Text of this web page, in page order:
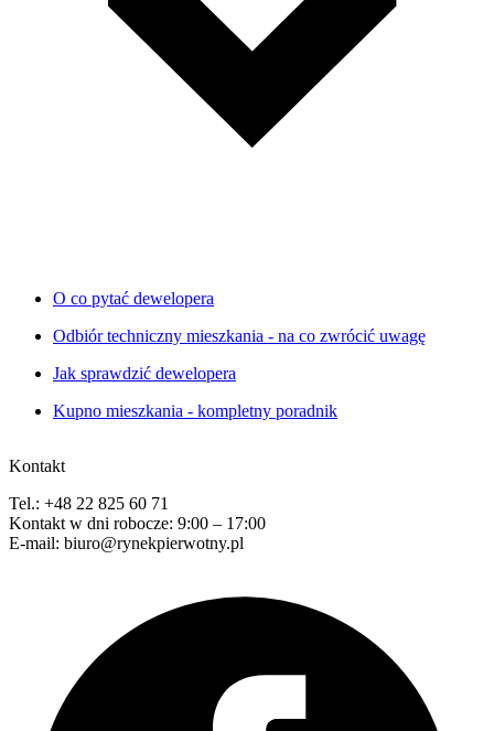
O co pytać dewelopera
Odbiór techniczny mieszkania - na co zwrócić uwagę
Jak sprawdzić dewelopera
Kupno mieszkania - kompletny poradnik
Kontakt
Tel.: +48 22 825 60 71
Kontakt w dni robocze: 9:00 – 17:00
E-mail: biuro@rynekpierwotny.pl